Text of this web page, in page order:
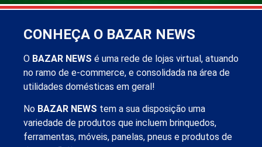
CONHEÇA O BAZAR NEWS
O BAZAR NEWS é uma rede de lojas virtual, atuando
no ramo de e-commerce, e consolidada na área de
utilidades domésticas em geral!
No BAZAR NEWS tem a sua disposição uma
variedade de produtos que incluem brinquedos,
ferramentas, móveis, panelas, pneus e produtos de